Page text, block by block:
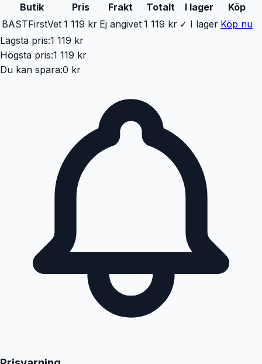
Butik
Pris Frakt Totalt I lager
Köp
BÄSTFirstVet 1 119 kr Ej angivet 1 119 kr ✓ I lager Köp nu
Lägsta pris:1 119 kr
Högsta pris:1 119 kr
Du kan spara:0 kr